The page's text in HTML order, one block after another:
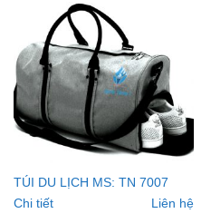
TÚI DU LỊCH MS: TN 7007
Chi tiết
Liên hệ